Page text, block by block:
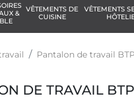
&
VÊTEMENTS DE
CUISINE
VÊTEMENTS
Pantalon de travail
DE TRAVAIL